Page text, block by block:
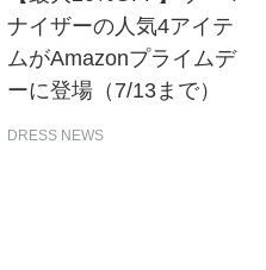
ナイザーの人気4アイテ
ムがAmazonプライムデ
ーに登場（7/13まで）
DRESS NEWS